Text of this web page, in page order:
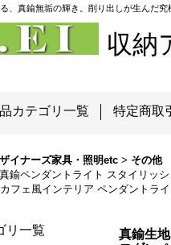
、真鍮無垢の輝き。削り出しが生んだ
収納
カテゴリ一覧 特定商取
イナーズ家具・照明etc > その他
鍮ペンダントライト スタイリッ
フェ風インテリア ペンダントラ
リ一覧
真鍮生